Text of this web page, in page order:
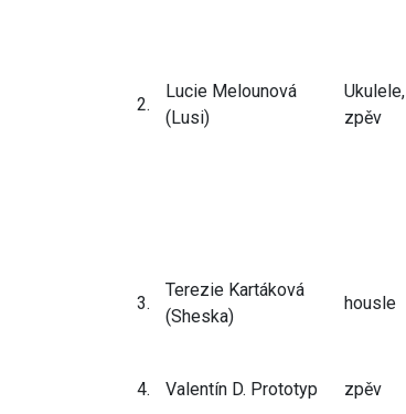
2.
Lucie Melounová
(Lusi)
Ukulele,
zpěv
3.
Terezie Kartáková
(Sheska)
housle
4. Valentín D. Prototyp zpěv